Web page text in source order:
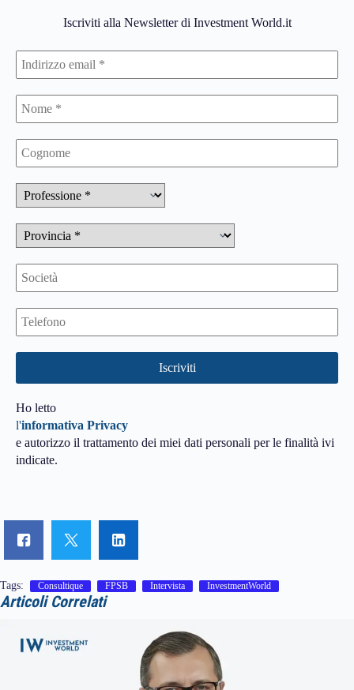
Iscriviti alla Newsletter di Investment World.it
Ho letto
l'informativa Privacy
e autorizzo il trattamento dei miei dati personali per le finalità ivi
indicate.
Tags: Consultique FPSB Intervista InvestmentWorld
Articoli Correlati